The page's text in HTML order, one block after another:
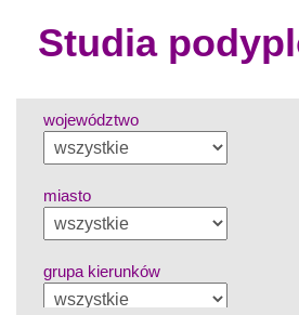
Studia
województwo
miasto
grupa kierunków